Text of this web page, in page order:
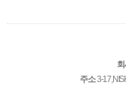
주소3-